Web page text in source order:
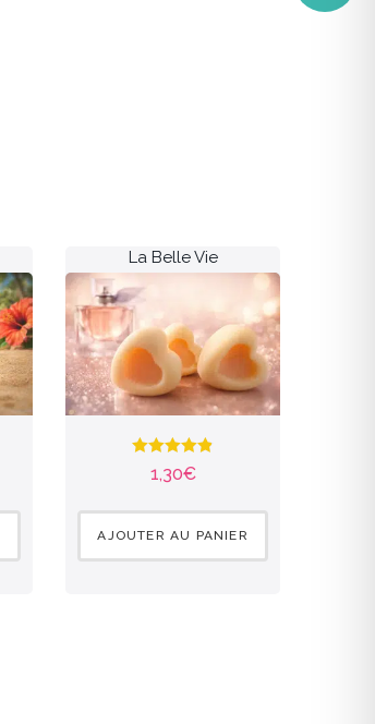
La Belle Vie
1,30€
Note4.83
sur 5
AJOUTER AU PANIER